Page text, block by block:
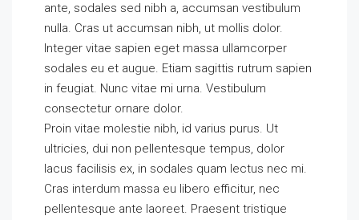
ante, sodales sed nibh a, accumsan vestibulum
nulla. Cras ut accumsan nibh, ut mollis dolor.
Integer vitae sapien eget massa ullamcorper
sodales eu et augue. Etiam sagittis rutrum sapien
in feugiat. Nunc vitae mi urna. Vestibulum
consectetur ornare dolor.
Proin vitae molestie nibh, id varius purus. Ut
ultricies, dui non pellentesque tempus, dolor
lacus facilisis ex, in sodales quam lectus nec mi.
Cras interdum massa eu libero efficitur, nec
pellentesque ante laoreet. Praesent tristique